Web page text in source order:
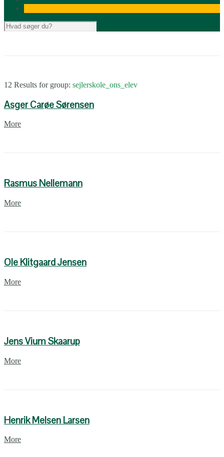
12 Results for group: sejlerskole_ons_elev
Asger Carøe Sørensen
More
Rasmus Nellemann
More
Ole Klitgaard Jensen
More
Jens Vium Skaarup
More
Henrik Melsen Larsen
More